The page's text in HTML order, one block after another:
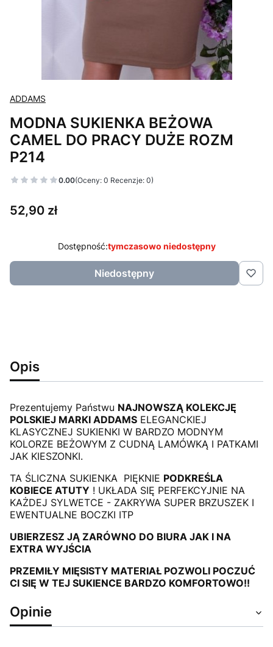
ADDAMS
MODNA SUKIENKA BEŻOWA
CAMEL DO PRACY DUŻE ROZM
P214
0.00(Oceny: 0 Recenzje: 0)
Cena
52,90 zł
Dostępność:tymczasowo niedostępny
Niedostępny
Opis
Prezentujemy Państwu NAJNOWSZĄ KOLEKCJĘ
POLSKIEJ MARKI ADDAMS ELEGANCKIEJ
KLASYCZNEJ SUKIENKI W BARDZO MODNYM
KOLORZE BEŻOWYM Z CUDNĄ LAMÓWKĄ I PATKAMI
JAK KIESZONKI.
TA ŚLICZNA SUKIENKA PIĘKNIE PODKREŚLA
KOBIECE ATUTY ! UKŁADA SIĘ PERFEKCYJNIE NA
KAŻDEJ SYLWETCE - ZAKRYWA SUPER BRZUSZEK I
EWENTUALNE BOCZKI ITP
UBIERZESZ JĄ ZARÓWNO DO BIURA JAK I NA
EXTRA WYJŚCIA
PRZEMIŁY MIĘSISTY MATERIAŁ POZWOLI POCZUĆ
CI SIĘ W TEJ SUKIENCE BARDZO KOMFORTOWO!!
Opinie